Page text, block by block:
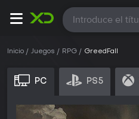
Todas
Inicio Juegos RPG GreedFall
PC PS5